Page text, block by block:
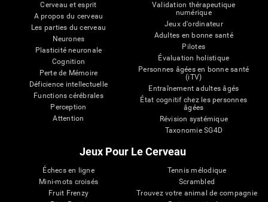
Cerveau et esprit
A propos du cerveau
Les parties du cerveau
Neurones
Plasticité neuronale
Cognition
Perte de Mémoire
Déficience intellectuelle
Functions cérébrales
Perception
Attention
Validation thérapeutique
numérique
Jeux d'ordinateur
Adultes en bonne santé
Pilotes
Évaluation holistique
Personnes âgées en bonne santé
(iTV)
Entraînement adultes âgés
État cognitif chez les personnes
âgées
Révision systémique
Taxonomie SG4D
Jeux Pour Le Cerveau
Échecs en ligne
Mini-mots croisés
Fruit Frenzy
Tennis mélodique
Scrambled
Trouvez votre animal de compagnie